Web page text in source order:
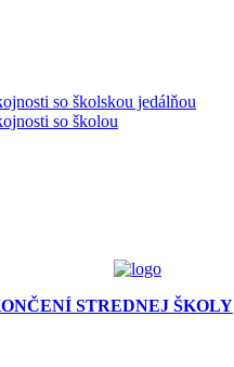
so školskou jedálňou
so školou
STREDNEJ ŠKOLY